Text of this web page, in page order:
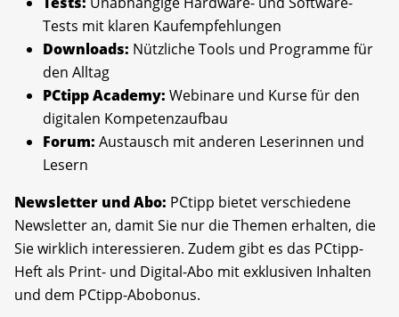
Tests mit klaren Kaufempfehlungen
Downloads: Nützliche Tools und Programme für
den Alltag
PCtipp Academy: Webinare und Kurse für den
digitalen Kompetenzaufbau
Forum: Austausch mit anderen Leserinnen und
Lesern
Newsletter und Abo: PCtipp bietet verschiedene
Newsletter an, damit Sie nur die Themen erhalten, die
Sie wirklich interessieren. Zudem gibt es das PCtipp-
Heft als Print- und Digital-Abo mit exklusiven Inhalten
und dem PCtipp-Abobonus.